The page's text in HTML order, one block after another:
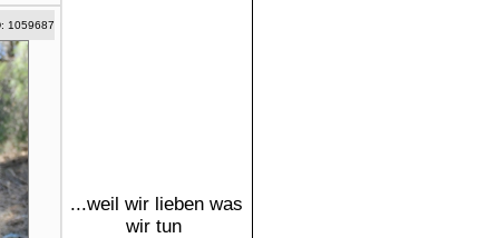
1059687
...weil wir lieben was
wir tun